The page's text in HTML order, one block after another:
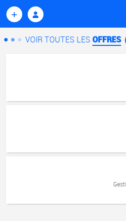
VOIR TOUTES LESOFFRES